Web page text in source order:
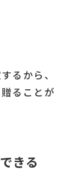
るから、
ることが
きる